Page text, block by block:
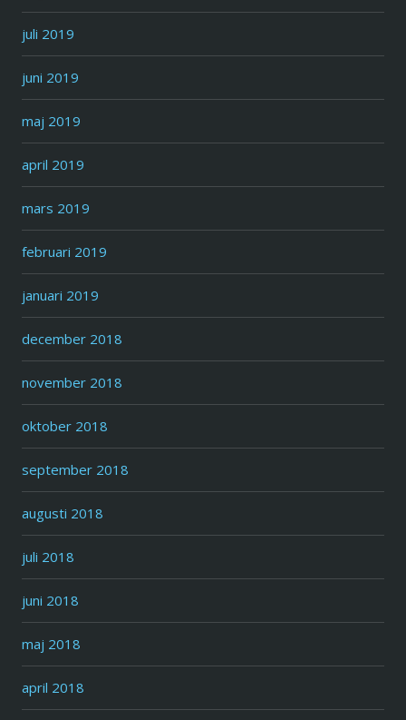
juli 2019
juni 2019
maj 2019
april 2019
mars 2019
februari 2019
januari 2019
december 2018
november 2018
oktober 2018
september 2018
augusti 2018
juli 2018
juni 2018
maj 2018
april 2018